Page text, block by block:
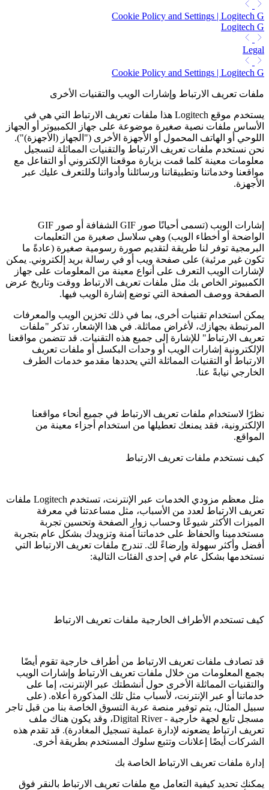
Cookie Policy and Settings | Logitech G
Logitech G
Legal
Cookie Policy and Settings | Logitech G
ملفات تعريف الارتباط وإشارات الويب والتقنيات الأخرى
يستخدم موقع Logitech هذا ملفات تعريف الارتباط التي هي في
الأساس ملفات نصية صغيرة موضوعة على جهاز الكمبيوتر أو الجهاز
اللوحي أو الهاتف المحمول أو الأجهزة الأخرى ("الجهاز (الأجهزة)").
نحن نستخدم ملفات تعريف الارتباط والتقنيات المماثلة لتسجيل
معلومات معينة كلما قمت بزيارة موقعنا الإلكتروني أو التفاعل مع
مواقعنا وخدماتنا وتطبيقاتنا ورسائلنا وأدواتنا وللتعرف عليك عبر
الأجهزة.
إشارات الويب (تسمى أحيانًا صور GIF الشفافة أو صور GIF
الواضحة أو أخطاء الويب) وهي سلاسل صغيرة من التعليمات
البرمجية توفر لنا طريقة لتقديم صورة رسومية صغيرة (عادةً ما
تكون غير مرئية) على صفحة ويب أو في رسالة بريد إلكتروني. يمكن
لإشارات الويب التعرف على أنواع معينة من المعلومات على جهاز
الكمبيوتر الخاص بك مثل ملفات تعريف الارتباط ووقت وتاريخ عرض
الصفحة ووصف الصفحة التي توضع إشارة الويب فيها.
يمكن استخدام تقنيات أخرى، بما في ذلك تخزين الويب والمعرفات
المرتبطة بجهازك، لأغراض مماثلة. في هذا الإشعار، تذكر "ملفات
تعريف الارتباط" للإشارة إلى جميع هذه التقنيات. قد تتضمن مواقعنا
الإلكترونية إشارات الويب أو وحدات البكسل أو ملفات تعريف
الارتباط أو التقنيات المماثلة التي يحددها مقدمو خدمات الطرف
الخارجي نيابةً عنا.
نظرًا لاستخدام ملفات تعريف الارتباط في جميع أنحاء مواقعنا
الإلكترونية، فقد يمنعك تعطيلها من استخدام أجزاء معينة من
المواقع.
كيف نستخدم ملفات تعريف الارتباط
مثل معظم مزودي الخدمات عبر الإنترنت، تستخدم Logitech ملفات
تعريف الارتباط لعدد من الأسباب، مثل مساعدتنا في معرفة
الميزات الأكثر شيوعًا وحساب زوار الصفحة وتحسين تجربة
مستخدمينا والحفاظ على خدماتنا آمنة وتزويدك بشكل عام بتجربة
أفضل وأكثر سهولة وإرضاءً لك. تندرج ملفات تعريف الارتباط التي
نستخدمها بشكل عام في إحدى الفئات التالية:
كيف تستخدم الأطراف الخارجية ملفات تعريف الارتباط
قد تصادف ملفات تعريف الارتباط من أطراف خارجية تقوم أيضًا
بجمع المعلومات من خلال ملفات تعريف الارتباط وإشارات الويب
والتقنيات المماثلة الأخرى حول أنشطتك عبر الإنترنت، إما على
خدماتنا أو عبر الإنترنت، لأسباب مثل تلك المذكورة أعلاه. (على
سبيل المثال، يتم توفير منصة عربة التسوق الخاصة بنا من قبل تاجر
مسجل تابع لجهة خارجية - Digital River، وقد يكون هناك ملف
تعريف ارتباط يضعونه لإدارة عملية تسجيل المغادرة). قد تقدم هذه
الشركات أيضًا إعلانات وتتبع سلوك المستخدم بطريقة أخرى.
إدارة ملفات تعريف الارتباط الخاصة بك
يمكنك تحديد كيفية التعامل مع ملفات تعريف الارتباط بالنقر فوق